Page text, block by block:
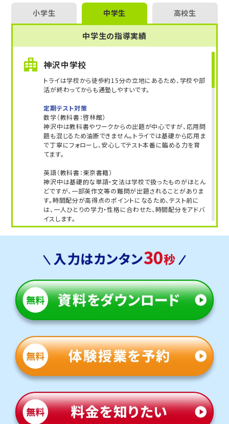
して丁寧に対応し解決することができます。
ぜひ一緒に頑張りましょう！
小学生 中学生 高校生
中学生の指導実績
神沢中学校
トライは学校から徒歩約15分の立地にあるため、学校や部
活が終わってからも通塾しやすいです。
定期テスト対策
数学（教科書：啓林館）
神沢中は教科書やワークからの出題が中心ですが、応用問
題も混じるため油断できません。トライでは基礎から応用ま
で丁寧にフォローし、安心してテスト本番に臨める力を育
てます。
英語（教科書：東京書籍）
神沢中は基礎的な単語・文法は学校で扱ったものがほとん
どですが、一部英作文等の難問が出題されることがありま
す。時間配分が高得点のポイントになるため、テスト前に
は、一人ひとりの学力・性格に合わせた、時間配分をアドバ
イスします。
人気のコース
・公立入試対策コース
トライは学校から約15分の立地にあり、アクセスがよいで
す。授業がない日も自習のために通塾する生徒も多くいま
す。
定期テスト対策
数学（教科書：啓林館）
扇台中は学校で扱った問題やその応用がテストに出題さ
れることが多いため、学校の復習が得点アップのポイント
です。トライでは「なぜその式になるか」の理解に重点をお
英語（教科書：東京書籍）
扇台中は学校で扱った問題やその類題が出題されるため、
学校の復習をすることが成績アップのポイントです。テスト
本番で確実に得点できるよう、トライでは学校の授業でわ